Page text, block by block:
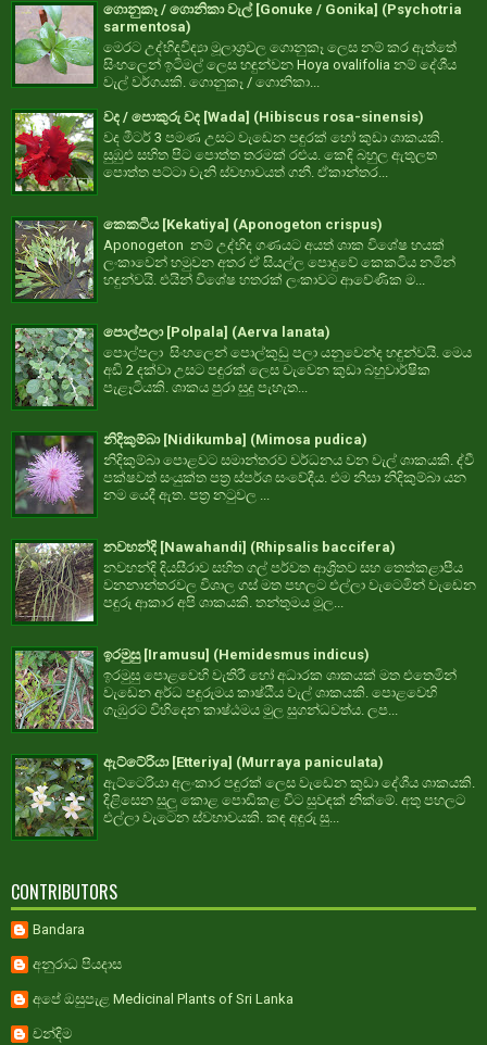
ගොනුකෑ / ගොනිකා වැල් [Gonuke / Gonika] (Psychotria
sarmentosa)
මෙරට උද්භිදවිද්‍යා මූලාශ්‍රවල ගොනුකෑ ලෙස නම් කර ඇත්තේ
සිංහලෙන් ඉටිමල් ලෙස හඳුන්වන Hoya ovalifolia නම් දේශීය
වැල් වර්ගයකි. ගොනුකෑ / ගොනිකා...
වද / පොකුරු වද [Wada] (Hibiscus rosa-sinensis)
වද මීටර් 3 පමණ උසට වැඩෙන පඳුරක් හෝ කුඩා ශාකයකි.
සුඹුළු සහිත පිට පොත්ත තරමක් රළුය. කෙඳි බහුල ඇතුලත
පොත්ත පට්ටා වැනි ස්වභාවයත් ගනී. ඒකාන්තර...
කෙකටිය [Kekatiya] (Aponogeton crispus)
Aponogeton නම් උද්භිද ගණයට අයත් ශාක විශේෂ හයක්
ලංකාවෙන් හමුවන අතර ඒ සියල්ල පොදුවේ කෙකටිය නමින්
හඳුන්වයි. එයින් විශේෂ හතරක් ලංකාවට ආවේණික ම...
පොල්පලා [Polpala] (Aerva lanata)
පොල්පලා සිංහලෙන් පොල්කුඩු පලා යනුවෙන්ද හඳුන්වයි. මෙය
අඩි 2 දක්වා උසට පඳුරක් ලෙස වැවෙන කුඩා බහුවාර්ෂික
පැළෑටියකි. ශාකය පුරා සුදු පැහැත...
නිදිකුම්බා [Nidikumba] (Mimosa pudica)
නිදිකුම්බා පොළවට සමාන්තරව වර්ධනය වන වැල් ශාකයකි. ද්වී
පක්ෂවත් සංයුක්ත පත්‍ර ස්පර්ශ සංවේදීය. එම නිසා නිදිකුම්බා යන
නම යෙදී ඇත. පත්‍ර නටුවල ...
නවහන්දි [Nawahandi] (Rhipsalis baccifera)
නවහන්දි දියසීරාව සහිත ගල් පර්වත ආශ්‍රිතව සහ තෙත්කළාපීය
වනනාන්තරවල විශාල ගස් මත පහලට එල්ලා වැටෙමින් වැඩෙන
පඳුරු ආකාර අපි ශාකයකි. තන්තුමය මූල...
ඉරමුසු [Iramusu] (Hemidesmus indicus)
ඉරමුසු පොළවෙහි වැතිරී හෝ අධාරක ශාකයක් මත එතෙමින්
වැඩෙන අර්ධ පඳුරුමය කාෂ්ඨීය වැල් ශාකයකි. පොළවෙහි
ගැඹුරට විහිදෙන කාෂ්ඨමය මුල සුගන්ධවත්ය. ලප...
ඇට්ටේරියා [Etteriya] (Murraya paniculata)
ඇට්ටෙරියා අලංකාර පඳුරක් ලෙස වැඩෙන කුඩා දේශීය ශාකයකි.
දිළිසෙන සුලු කොළ පොඩිකළ විට සුවඳක් නික්මේ. අතු පහලට
එල්ලා වැටෙන ස්වභාවයකි. කඳ අඳුරු සු...
CONTRIBUTORS
Bandara
අනුරාධ පියදාස
අපේ ඔසුපැළ Medicinal Plants of Sri Lanka
චන්දිම